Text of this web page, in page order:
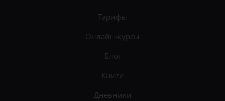
Тарифы
Онлайн-курсы
Блог
Книги
Дневники